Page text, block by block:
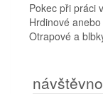
Pokec při práci
Hrdinové
Otrapové a